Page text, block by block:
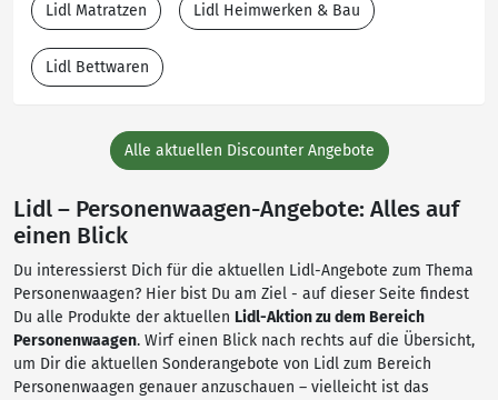
Lidl Matratzen Lidl Heimwerken & Bau
Lidl Bettwaren
Alle aktuellen Discounter Angebote
Lidl – Personenwaagen-Angebote: Alles auf
einen Blick
Du interessierst Dich für die aktuellen Lidl-Angebote zum Thema
Personenwaagen? Hier bist Du am Ziel - auf dieser Seite findest
Du alle Produkte der aktuellen Lidl-Aktion zu dem Bereich
Personenwaagen. Wirf einen Blick nach rechts auf die Übersicht,
um Dir die aktuellen Sonderangebote von Lidl zum Bereich
Personenwaagen genauer anzuschauen – vielleicht ist das